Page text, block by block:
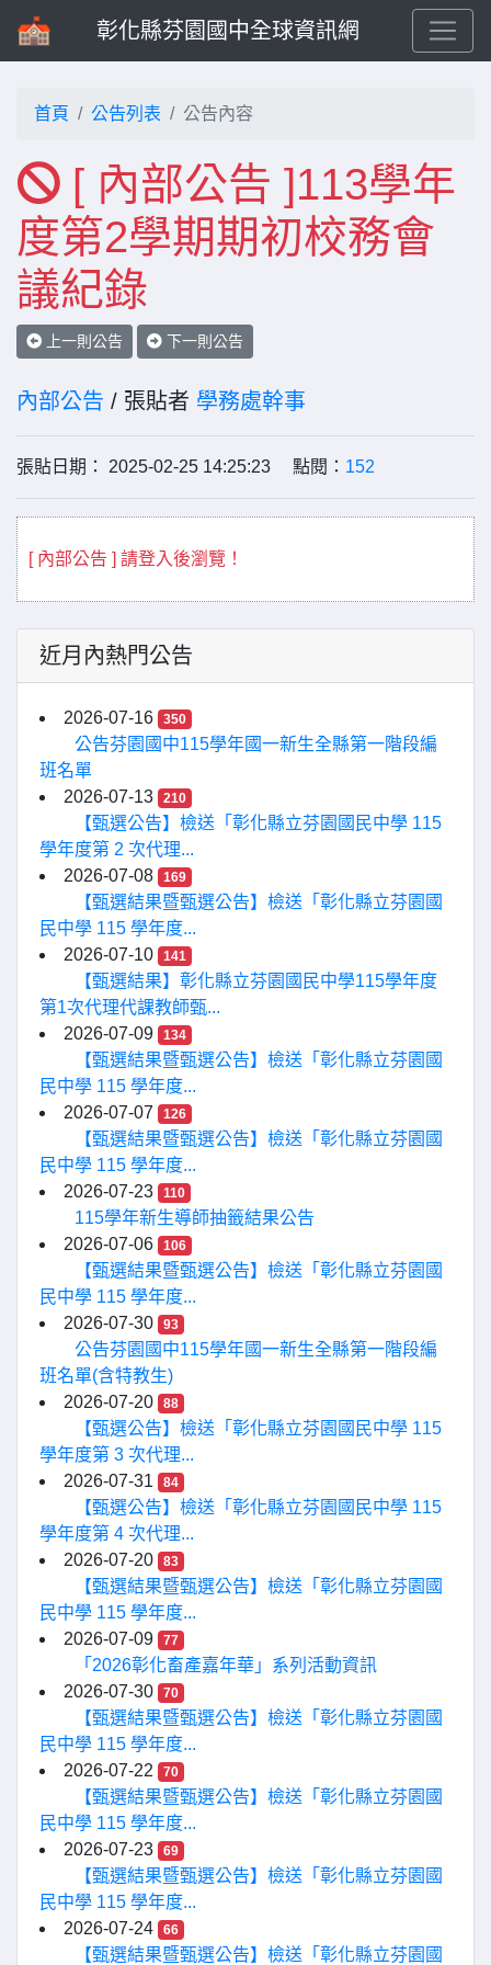
彰化縣芬園國中全球資訊網
首頁 公告列表 公告內容
[ 內部公告 ]113學年
度第2學期期初校務會
議紀錄
上一則公告 下一則公告
內部公告 / 張貼者 學務處幹事
張貼日期： 2025-02-25 14:25:23 點閱： 152
[ 內部公告 ] 請登入後瀏覽！
近月內熱門公告
2026-07-16 350
公告芬園國中115學年國一新生全縣第一階段編
班名單
2026-07-13
210
【甄選公告】檢送「彰化縣立芬園國民中學 115
學年度第 2 次代理...
2026-07-08
169
【甄選結果暨甄選公告】檢送「彰化縣立芬園國
民中學 115 學年度...
2026-07-10
141
【甄選結果】彰化縣立芬園國民中學115學年度
第1次代理代課教師甄...
2026-07-09
134
【甄選結果暨甄選公告】檢送「彰化縣立芬園國
民中學 115 學年度...
2026-07-07
126
【甄選結果暨甄選公告】檢送「彰化縣立芬園國
民中學 115 學年度...
2026-07-23
110
115學年新生導師抽籤結果公告
2026-07-06
106
【甄選結果暨甄選公告】檢送「彰化縣立芬園國
民中學 115 學年度...
2026-07-30
93
公告芬園國中115學年國一新生全縣第一階段編
班名單(含特教生)
2026-07-20
88
【甄選公告】檢送「彰化縣立芬園國民中學 115
學年度第 3 次代理...
2026-07-31
84
【甄選公告】檢送「彰化縣立芬園國民中學 115
學年度第 4 次代理...
2026-07-20
83
【甄選結果暨甄選公告】檢送「彰化縣立芬園國
民中學 115 學年度...
2026-07-09
77
「2026彰化畜產嘉年華」系列活動資訊
2026-07-30
70
【甄選結果暨甄選公告】檢送「彰化縣立芬園國
民中學 115 學年度...
2026-07-22
70
【甄選結果暨甄選公告】檢送「彰化縣立芬園國
民中學 115 學年度...
2026-07-23
69
【甄選結果暨甄選公告】檢送「彰化縣立芬園國
民中學 115 學年度...
2026-07-24
66
【甄選結果暨甄選公告】檢送「彰化縣立芬園國